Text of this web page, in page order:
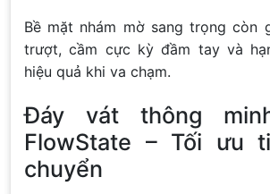
Bề mặt nhám mờ sang trọng còn
trượt, cầm cực kỳ đầm tay và
hiệu quả khi va chạm.
Đáy vát thông
FlowState – Tối ưu
chuyển